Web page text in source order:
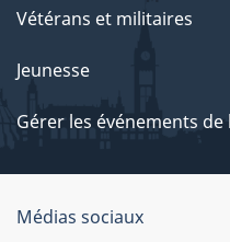
Vétérans et militaires
Jeunesse
Gérer les événements de
Organisation
Médias sociaux